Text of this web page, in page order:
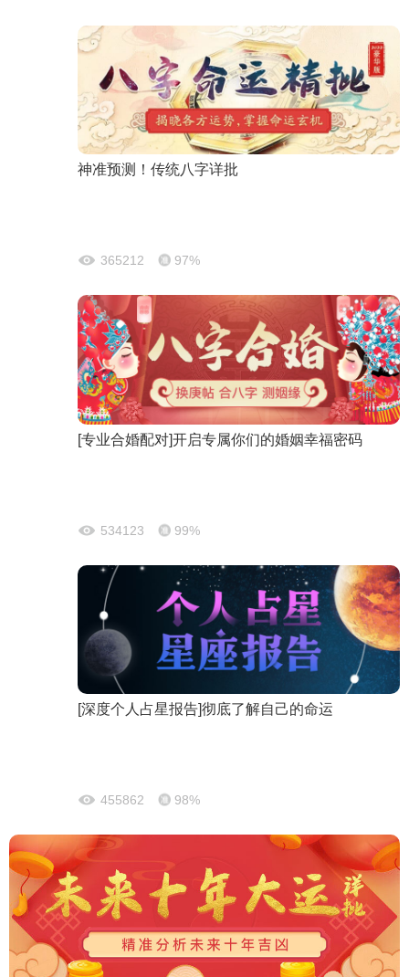
神准预测！传统八字详批
365212 97%
[专业合婚配对]开启专属你们的婚姻幸福密码
534123 99%
[深度个人占星报告]彻底了解自己的命运
455862 98%